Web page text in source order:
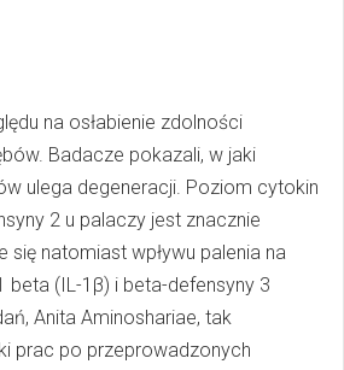
na osłabienie zdolności
Badacze pokazali, w jaki
ulega degeneracji. Poziom cytokin
2 u palaczy jest znacznie
się natomiast wpływu palenia na
beta (IL-1β) i beta-defensyny 3
Anita Aminoshariae, tak
prac po przeprowadzonych